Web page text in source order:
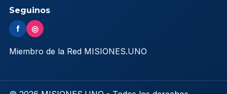
Seguinos
f ◎
Miembro de la Red MISIONES.UNO